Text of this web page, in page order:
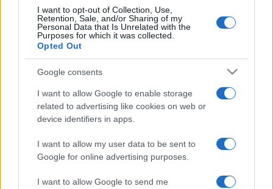
I want to opt-out of Collection, Use,
Retention, Sale, and/or Sharing of my
Personal Data that Is Unrelated with the
Purposes for which it was collected.
Opted Out
Google consents
I want to allow Google to enable storage
related to advertising like cookies on web or
device identifiers in apps.
I want to allow my user data to be sent to
Google for online advertising purposes.
I want to allow Google to send me
korlátozások engedik.
Nyitókép forrása: a Magyar Állami Népi Együttes Facebook
oldala.
PROGRAM TURNÉ